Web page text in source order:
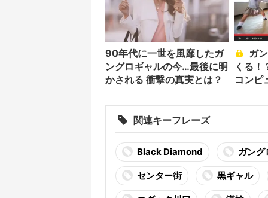
90年代に一世を風靡したガ
ングロギャルの今…最後に明
かされる 衝撃の真実とは？
くる
コンピ
イ！
関連キーフレーズ
Black Diamond ガング
センター街 黒ギャル